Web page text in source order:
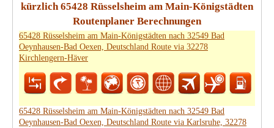
kürzlich 65428 Rüsselsheim am Main-Königstädten
Routenplaner Berechnungen
65428 Rüsselsheim am Main-Königstädten nach 32549 Bad
Oeynhausen-Bad Oexen, Deutschland Route via 32278
Kirchlengern-Häver
65428 Rüsselsheim am Main-Königstädten nach 32549 Bad
Oeynhausen-Bad Oexen, Deutschland Route via Karlsruhe, 32278